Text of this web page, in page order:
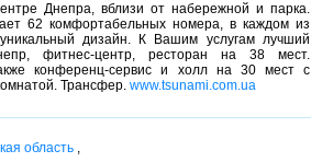
Днепра, вблизи от набережной и парка.
62 комфортабельных номера, в каждом из
дизайн. К Вашим услугам лучший
фитнес-центр, ресторан на 38 мест.
конференц-сервис и холл на 30 мест с
Трансфер. www.tsunami.com.ua
область ,